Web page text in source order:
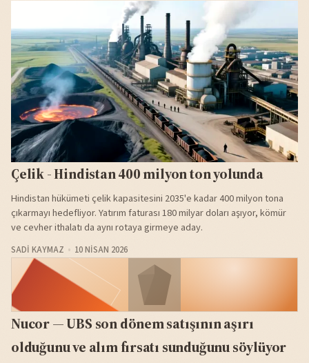
Çelik - Hindistan 400 milyon ton yolunda
Hindistan hükümeti çelik kapasitesini 2035'e kadar 400 milyon tona
çıkarmayı hedefliyor. Yatırım faturası 180 milyar doları aşıyor, kömür
ve cevher ithalatı da aynı rotaya girmeye aday.
SADI KAYMAZ 10 NISAN 2026
Nucor — UBS son dönem satışının aşırı
olduğunu ve alım fırsatı sunduğunu söylüyor